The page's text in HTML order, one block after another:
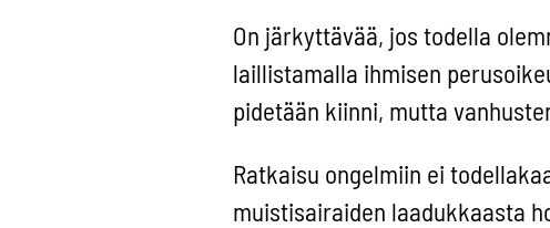
On järkyttävää, jos todella
laillistamalla ihmisen
pidetään kiinni, mutta
Ratkaisu ongelmiin ei
muistisairaiden laadukkaasta